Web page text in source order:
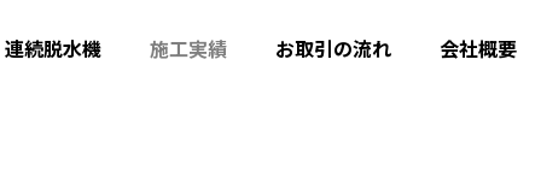
連続脱水機 施工実績 お取引の流れ 会社概要